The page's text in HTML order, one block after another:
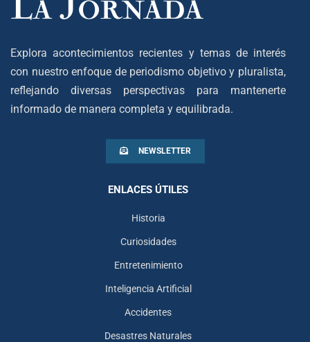
Explora acontecimientos recientes y temas de interés
con nuestro enfoque de periodismo objetivo y pluralista,
reflejando diversas perspectivas para mantenerte
informado de manera completa y equilibrada.
NEWSLETTER
ENLACES ÚTILES
Historia
Curiosidades
Entretenimiento
Inteligencia Artificial
Accidentes
Desastres Naturales